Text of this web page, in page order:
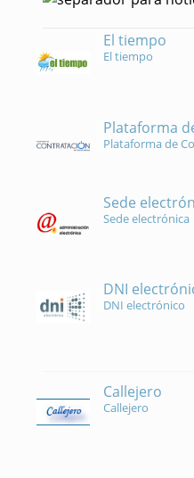
El tiempo
El tiempo
Plataforma
Plataforma de
Sede
Sede electrónica
DNI
DNI electrónico
Callejero
Callejero